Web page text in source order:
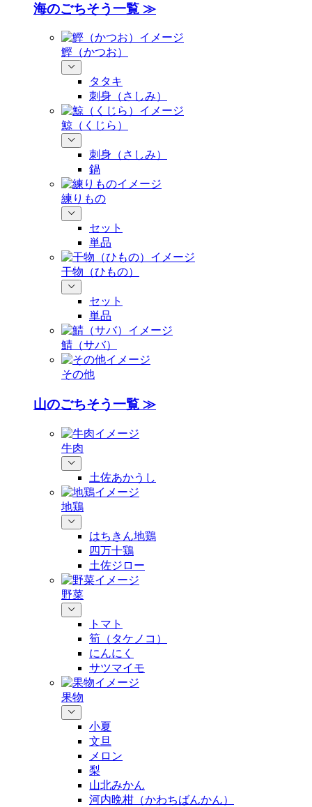
海のごちそう一覧 ≫
鰹（かつお）
タタキ
刺身（さしみ）
鯨（くじら）
刺身（さしみ）
鍋
練りもの
セット
単品
干物（ひもの）
セット
単品
鯖（サバ）
その他
山のごちそう一覧 ≫
牛肉
土佐あかうし
地鶏
はちきん地鶏
四万十鶏
土佐ジロー
野菜
トマト
筍（タケノコ）
にんにく
サツマイモ
果物
小夏
文旦
メロン
梨
山北みかん
河内晩柑（かわちばんかん）